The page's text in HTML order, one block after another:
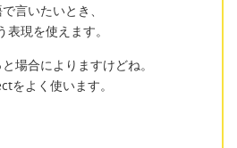
言いたいとき、
現を使えます。
場合によりますけどね。
をよく使います。